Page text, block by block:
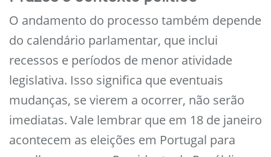
O andamento do processo também depende
do calendário parlamentar, que inclui
recessos e períodos de menor atividade
legislativa. Isso significa que eventuais
mudanças, se vierem a ocorrer, não serão
imediatas. Vale lembrar que em 18 de janeiro
acontecem as eleições em Portugal para